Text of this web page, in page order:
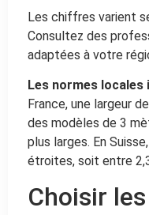
Les chiffres varient
Consultez des
adaptées à votre
Les normes locales
France, une largeur
des modèles de 3
plus larges. En
étroites, soit entre
Choisir